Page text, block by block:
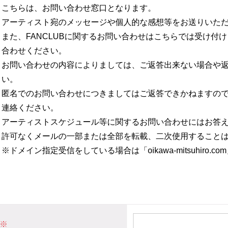
こちらは、お問い合わせ窓口となります。
アーティスト宛のメッセージや個人的な感想等をお送りいた
また、FANCLUBに関するお問い合わせはこちらでは受け付
合わせください。
お問い合わせの内容によりましては、ご返答出来ない場合や
い。
匿名でのお問い合わせにつきましてはご返答できかねます
連絡ください。
アーティストスケジュール等に関するお問い合わせにはお答え
許可なくメールの一部または全部を転載、二次使用すること
※ドメイン指定受信をしている場合は「oikawa-
※